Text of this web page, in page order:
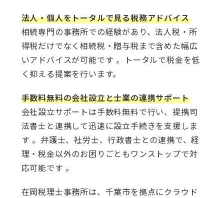
法人・個人をトータルで見る税務アドバイス
相続専門の事務所での経験があり、法人税・所
得税だけでなく相続税・贈与税まで含めた幅広
いアドバイスが可能です 。トータルで税金を低
く抑える提案を行います。
手数料無料の会社設立と士業の連携サポート
会社設立サポートは手数料無料で行い、提携司
法書士と連携して迅速に設立手続きを支援しま
す 。弁護士、社労士、行政書士との連携で、経
理・税金以外のお困りごともワンストップで対
応可能です 。
在岡税理士事務所は、千葉市を拠点にクラウド